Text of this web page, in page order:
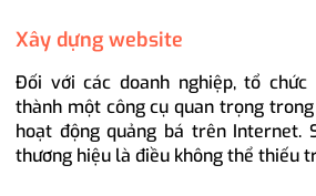
Xây dựng website
Đối với các doanh nghiệp, tổ
thành một công cụ quan trọng
hoạt động quảng bá trên Internet.
thương hiệu là điều không thể thiếu